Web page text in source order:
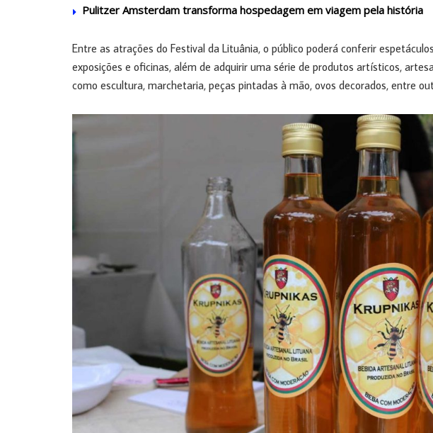
Pulitzer Amsterdam transforma hospedagem em viagem pela história
Entre as atrações do Festival da Lituânia, o público poderá conferir
exposições e oficinas, além de adquirir uma série de produtos artísticos,
como escultura, marchetaria, peças pintadas à mão, ovos decorados, entre